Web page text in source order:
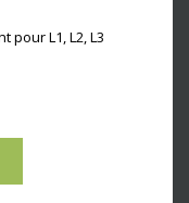
pour L1, L2, L3